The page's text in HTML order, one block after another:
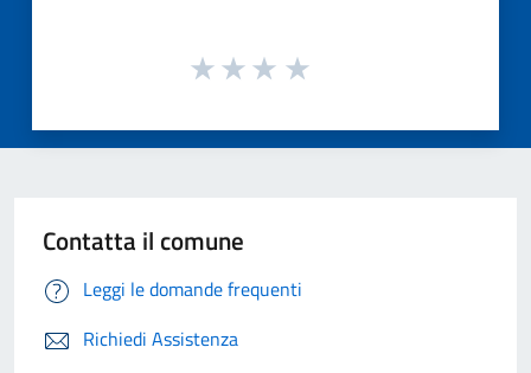
Contatta il comune
Leggi le domande frequenti
Richiedi Assistenza